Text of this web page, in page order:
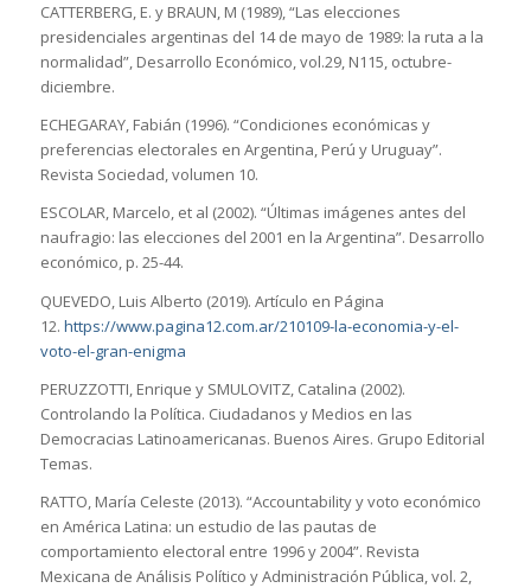
CATTERBERG, E. y BRAUN, M (1989), “Las elecciones
presidenciales argentinas del 14 de mayo de 1989: la ruta a la
normalidad”, Desarrollo Económico, vol.29, N115, octubre-
diciembre.
ECHEGARAY, Fabián (1996). “Condiciones económicas y
preferencias electorales en Argentina, Perú y Uruguay”.
Revista Sociedad, volumen 10.
ESCOLAR, Marcelo, et al (2002). “Últimas imágenes antes del
naufragio: las elecciones del 2001 en la Argentina”. Desarrollo
económico, p. 25-44.
QUEVEDO, Luis Alberto (2019). Artículo en Página
12. https://www.pagina12.com.ar/210109-la-economia-y-el-
voto-el-gran-enigma
PERUZZOTTI, Enrique y SMULOVITZ, Catalina (2002).
Controlando la Política. Ciudadanos y Medios en las
Democracias Latinoamericanas. Buenos Aires. Grupo Editorial
Temas.
RATTO, María Celeste (2013). “Accountability y voto económico
en América Latina: un estudio de las pautas de
comportamiento electoral entre 1996 y 2004”. Revista
Mexicana de Análisis Político y Administración Pública, vol. 2,